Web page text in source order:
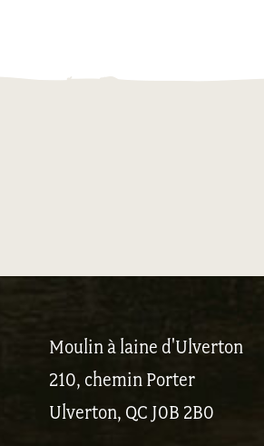
Moulin à laine d'Ulverton
210, chemin Porter
Ulverton, QC J0B 2B0